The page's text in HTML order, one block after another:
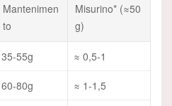
Mantenimen
to
Misurino* (≈50
g)
35-55g ≈ 0,5-1
60-80g ≈ 1-1,5